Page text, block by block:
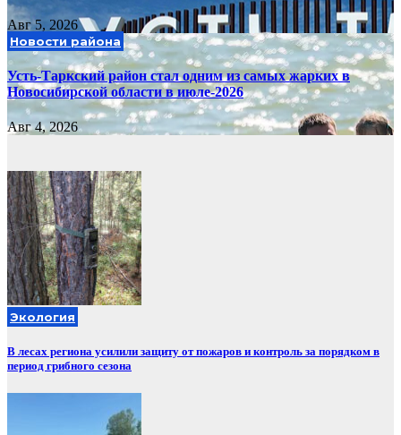
Авг 5, 2026
Новости района
Усть-Таркский район стал одним из самых жарких в
Новосибирской области в июле-2026
Авг 4, 2026
Экология
В лесах региона усилили защиту от пожаров и контроль за порядком в
период грибного сезона